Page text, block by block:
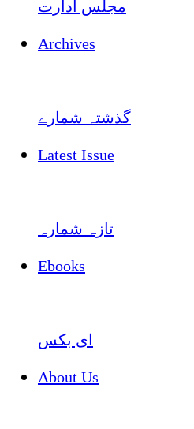
مجلس ادارت
Archives
گذشتہ شمارے
Latest Issue
تازہ شمارہ
Ebooks
ای بکس
About Us